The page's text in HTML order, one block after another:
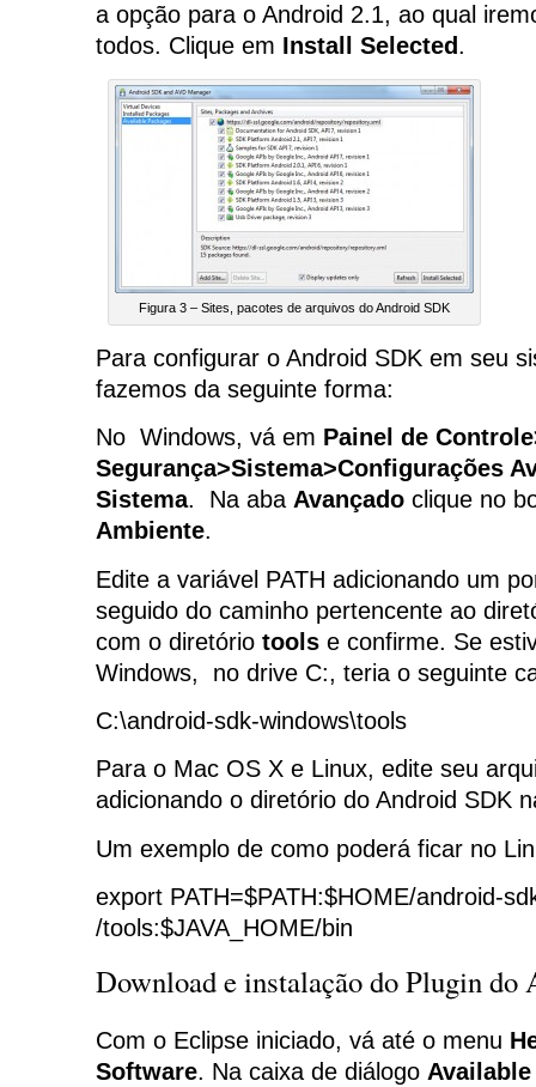
a opção para o Android 2.1, ao qual
todos. Clique em Install Selected.
Figura 3 – Sites, pacotes de arquivos do Android SDK
Para configurar o Android SDK em seu
fazemos da seguinte forma:
No Windows, vá em Painel de
Segurança>Sistema>Configurações
Sistema. Na aba Avançado clique no
Ambiente.
Edite a variável PATH adicionando um
seguido do caminho pertencente ao
com o diretório tools e confirme. Se
Windows, no drive C:, teria o seguinte
C:\android-sdk-windows\tools
Para o Mac OS X e Linux, edite seu
adicionando o diretório do Android SDK
Um exemplo de como poderá ficar no
export PATH=$PATH:$HOME/android-
/tools:$JAVA_HOME/bin
Download e instalação do Plugin do
Com o Eclipse iniciado, vá até o menu
Software. Na caixa de diálogo